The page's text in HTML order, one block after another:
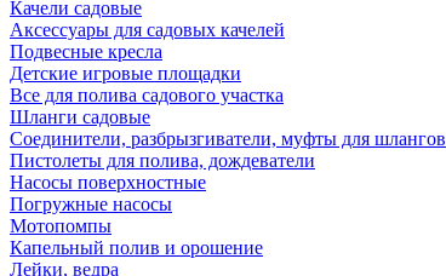
Качели садовые
Аксессуары для садовых качелей
Подвесные кресла
Детские игровые площадки
Все для полива садового участка
Шланги садовые
Соединители, разбрызгиватели, муфты для шлангов
Пистолеты для полива, дождеватели
Насосы поверхностные
Погружные насосы
Мотопомпы
Капельный полив и орошение
Лейки, ведра